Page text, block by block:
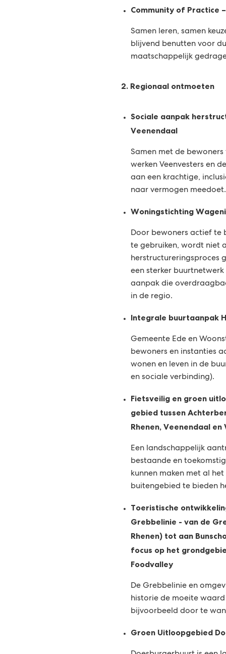
Community of Practice
Samen leren, samen
blijvend benutten voor
maatschappelijk
2. Regionaal ontmoeten
Sociale aanpak
Veenendaal
Samen met de
werken Veenvesters en
aan een krachtige,
naar vermogen meedoet.
Woningstichting
Door bewoners actief te
te gebruiken, wordt niet
herstructureringsproces
een sterker buurtnetwerk
aanpak die
in de regio.
Integrale buurtaanpak
Gemeente Ede en
bewoners en instanties
wonen en leven in de
en sociale verbinding).
Fietsveilig en groen
gebied tussen
Rhenen, Veenendaal
Een landschappelijk
bestaande en
kunnen maken met al
buitengebied te bieden
Toeristische
Grebbelinie - van de
Rhenen) tot aan
focus op het
Foodvalley
De Grebbelinie en
historie de moeite
bijvoorbeeld door te
Groen Uitloopgebied